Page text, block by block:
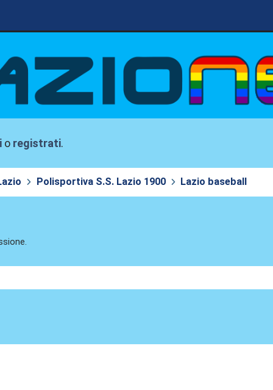
o registrati.
Polisportiva S.S. Lazio 1900 Lazio baseball